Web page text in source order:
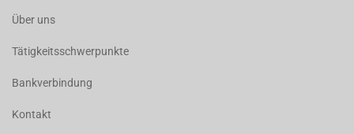
Über uns
Tätigkeitsschwerpunkte
Bankverbindung
Kontakt